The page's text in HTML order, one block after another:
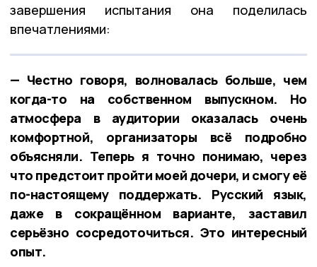
завершения испытания она поделилась
впечатлениями:
— Честно говоря, волновалась больше, чем
когда-то на собственном выпускном. Но
атмосфера в аудитории оказалась очень
комфортной, организаторы всё подробно
объясняли. Теперь я точно понимаю, через
что предстоит пройти моей дочери, и смогу её
по-настоящему поддержать. Русский язык,
даже в сокращённом варианте, заставил
серьёзно сосредоточиться. Это интересный
опыт.